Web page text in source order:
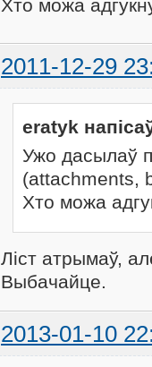
Хто можа
2011-12-29
eratyk
Ужо дасылаў
(attachments,
Хто можа
Ліст атрымаў,
Выбачайце.
2013-01-10